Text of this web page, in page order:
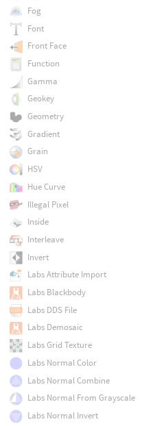
Fog
Font
Front Face
Function
Gamma
Geokey
Geometry
Gradient
Grain
HSV
Hue Curve
Illegal Pixel
Inside
Interleave
Invert
Labs Attribute Import
Labs Blackbody
Labs DDS File
Labs Demosaic
Labs Grid Texture
Labs Normal Color
Labs Normal Combine
Labs Normal From Grayscale
Labs Normal Invert